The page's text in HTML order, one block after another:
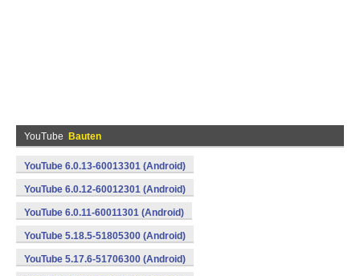
YouTube Bauten
YouTube 6.0.13-60013301 (Android)
YouTube 6.0.12-60012301 (Android)
YouTube 6.0.11-60011301 (Android)
YouTube 5.18.5-51805300 (Android)
YouTube 5.17.6-51706300 (Android)